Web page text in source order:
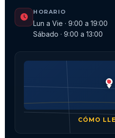
HORARIO
Lun a Vie · 9:00 a 19:00
Sábado · 9:00 a 13:00
CÓMO